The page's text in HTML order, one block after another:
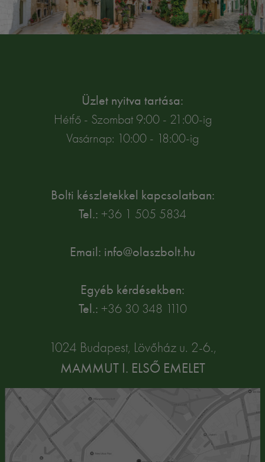
Üzlet nyitva tartása:
Hétfő - Szombat 9:00 - 21:00-ig
Vasárnap: 10:00 - 18:00-ig
Bolti készletekkel kapcsolatban:
Tel.: +36 1 505 5834
Email: info@olaszbolt.hu
Egyéb kérdésekben:
Tel.: +36 30 348 1110
1024 Budapest, Lövőház u. 2-6.,
MAMMUT I. ELSŐ EMELET